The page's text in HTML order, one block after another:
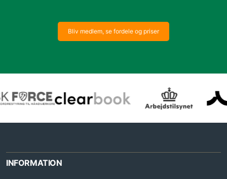
Bliv medlem, se fordele og priser
INFORMATION